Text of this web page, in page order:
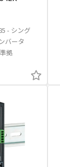
- シング
バータ
拠